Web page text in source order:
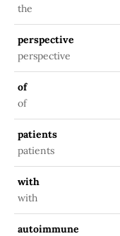
the
perspective
perspective
of
of
patients
patients
with
with
autoimmune